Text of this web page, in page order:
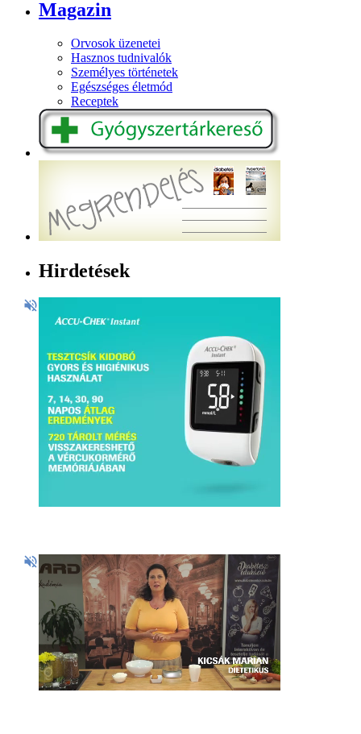
Magazin
Orvosok üzenetei
Hasznos tudnivalók
Személyes történetek
Egészséges életmód
Receptek
Hirdetések